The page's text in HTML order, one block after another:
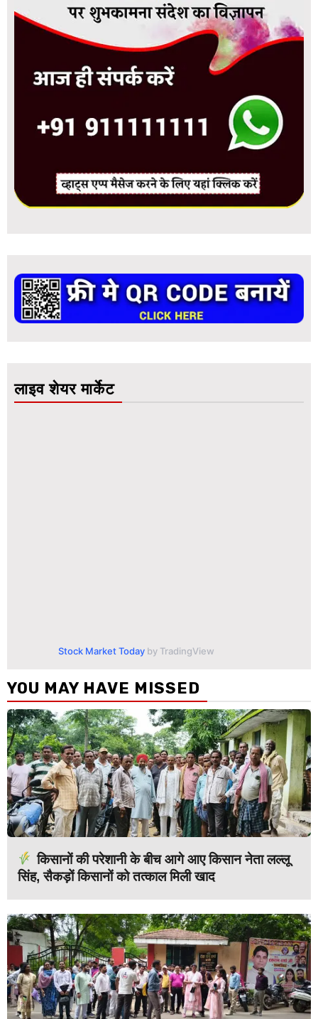
लाइव शेयर मार्केट
Stock Market Today by TradingView
YOU MAY HAVE MISSED
किसानों की परेशानी के बीच आगे आए किसान नेता लल्लू
सिंह, सैकड़ों किसानों को तत्काल मिली खाद